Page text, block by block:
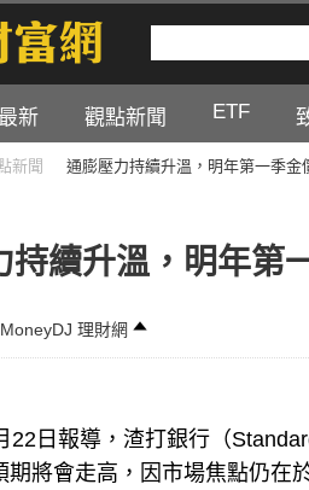
新 觀點新聞 ETF
新聞 通膨壓力持續升溫，明年第一季金
持續升溫，明年第
MoneyDJ 理財網
22日報導，渣打銀行（
期將會走高，因市場焦點仍在